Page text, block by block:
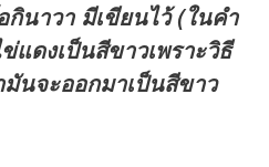
นาวา มีเขียนไว้ (ในคำ
ดงเป็นสีขาวเพราะวิธี
นจะออกมาเป็นสีขาว